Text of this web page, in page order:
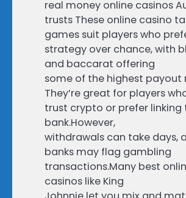
real money online casinos
trusts These online casino
games suit players who
strategy over chance, with
and baccarat offering
some of the highest payout
They’re great for players
trust crypto or prefer linking
bank.However,
withdrawals can take days,
banks may flag gambling
transactions.Many best
casinos like King